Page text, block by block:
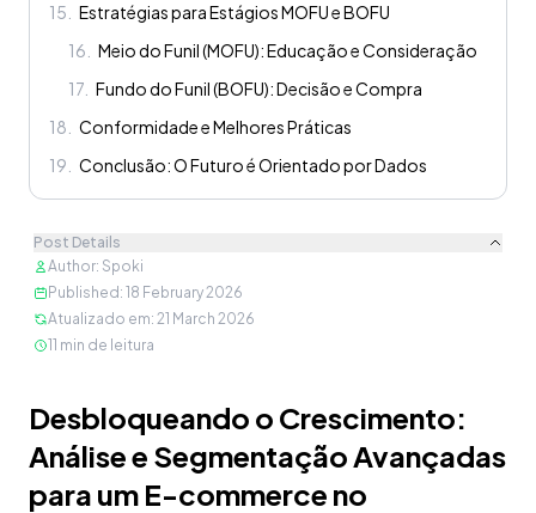
15
Estratégias para Estágios MOFU e BOFU
16
Meio do Funil (MOFU): Educação e Consideração
17 Fundo do Funil (BOFU): Decisão e Compra
18
Conformidade e Melhores Práticas
19
Conclusão: O Futuro é Orientado por Dados
Post Details
Author: Spoki
Published : 18 February 2026
Atualizado em: 21 March 2026
11 min de leitura
Desbloqueando o Crescimento:
Análise e Segmentação Avançadas
para um E-commerce no